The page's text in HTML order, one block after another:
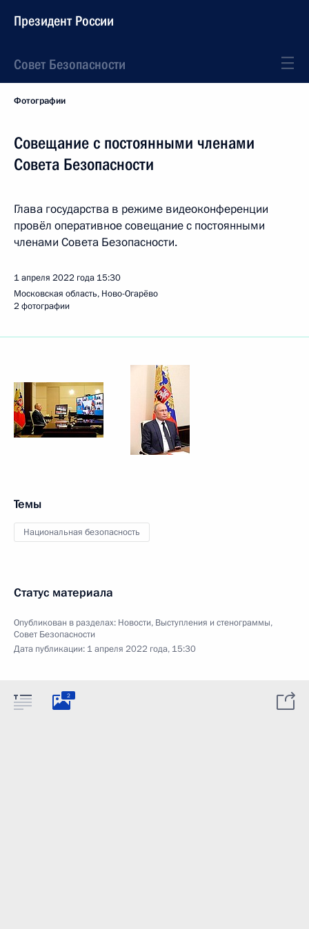
Президент России
Совет Безопасности
Фотографии
Совещание с постоянными членами
Совета Безопасности
Глава государства в режиме видеоконференции
провёл оперативное совещание с постоянными
членами Совета Безопасности.
1 апреля 2022 года 15:30
Московская область, Ново-Огарёво
2 фотографии
Темы
Национальная безопасность
Статус материала
Опубликован в разделах: Новости, Выступления и стенограммы,
Совет Безопасности
Дата публикации: 1 апреля 2022 года, 15:30
2